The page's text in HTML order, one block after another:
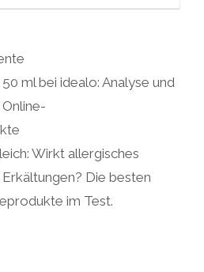
ml bei idealo: Analyse und
Wirkt allergisches
Die besten
im Test.